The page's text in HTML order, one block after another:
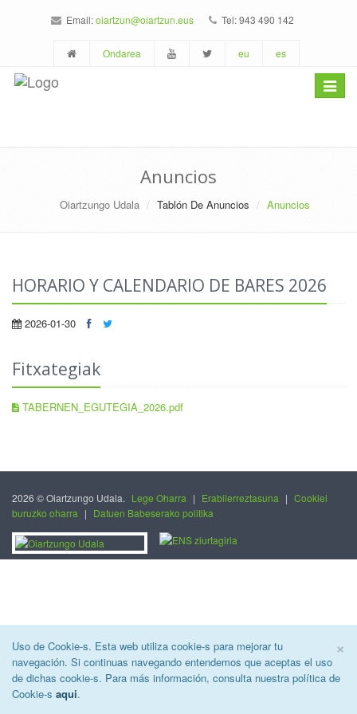
×
Uso de Cookie-s. Esta web utiliza cookie-s para mejorar tu
navegación. Si continuas navegando entendemos que aceptas el uso
de dichas cookie-s. Para más información, consulta nuestra política de
Cookie-s aqui.
Email:oiartzun@oiartzun.eus Tel: 943 490 142
Ondarea eu es
Toggle
Anuncios
Oiartzungo Udala Tablón De Anuncios Anuncios
HORARIO Y CALENDARIO DE BARES 2026
2026-01-30
Fitxategiak
TABERNEN_EGUTEGIA_2026.pdf
2026 © Oiartzungo Udala. Lege Oharra | Erabilerreztasuna | Cookiei
buruzko oharra | Datuen Babeserako politika